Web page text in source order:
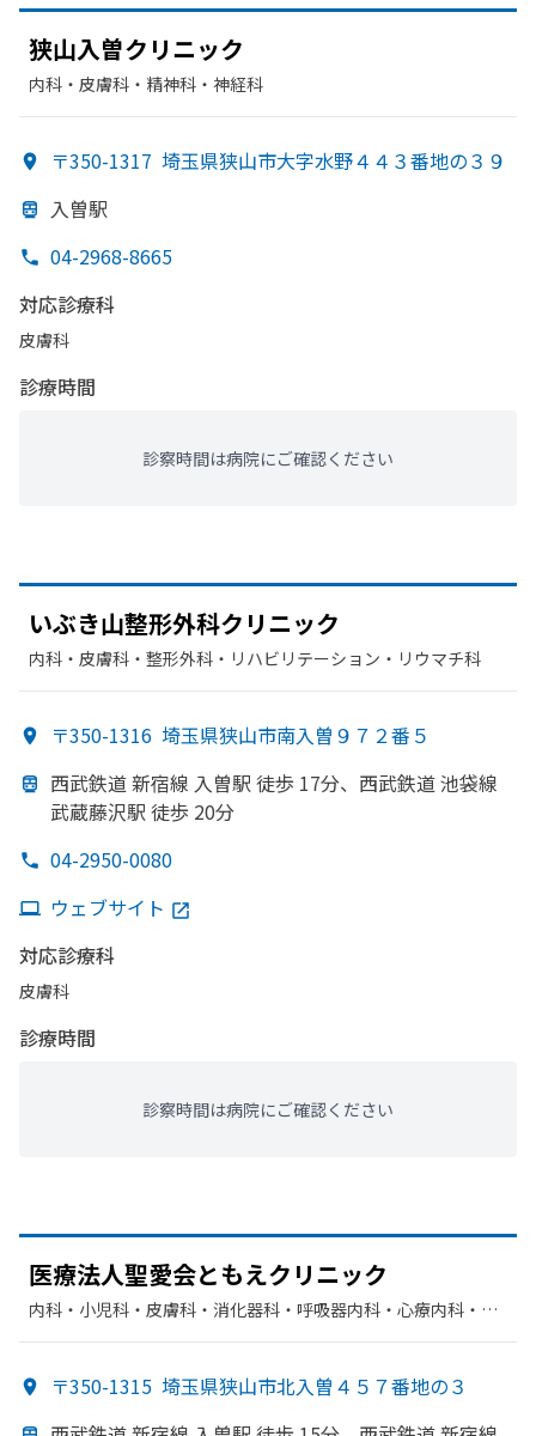
狭山入曽クリニック
内科・​皮膚科・​精神科・神経科
〒350-1317 埼玉県狭山市大字水野４４３番地の３９
入曽駅
04-2968-8665
対応診療科
皮膚科
診療時間
診察時間は病院にご確認ください
いぶき山整形外科クリニック
内科・​皮膚科・​整形外科・​リハビリテーション・​リウマチ科
〒350-1316 埼玉県狭山市南入曽９７２番５
西武鉄道 新宿線 入曽駅 徒歩 17分、 西武鉄道 池袋線
武蔵藤沢駅 徒歩 20分
04-2950-0080
ウェブサイト
対応診療科
皮膚科
診療時間
診察時間は病院にご確認ください
医療法人聖愛会ともえクリニック
内科・​小児科・​皮膚科・​消化器科・​呼吸器内科・​心療内科・​呼
〒350-1315 埼玉県狭山市北入曽４５７番地の３